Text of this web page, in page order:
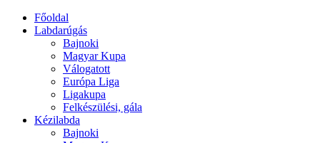
Főoldal
Labdarúgás
Bajnoki
Magyar Kupa
Válogatott
Európa Liga
Ligakupa
Felkészülési, gála
Kézilabda
Bajnoki